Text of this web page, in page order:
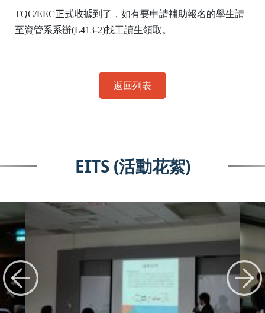
TQC/EEC正式收據到了，如有要申請補助報名的學生請
至資管系系辦(L413-2)找工讀生領取。
返回列表
EITS (活動花絮)